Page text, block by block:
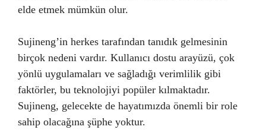
elde etmek mümkün olur.
Sujineng’in herkes tarafından tanıdık gelmesinin
birçok nedeni vardır. Kullanıcı dostu arayüzü, çok
yönlü uygulamaları ve sağladığı verimlilik gibi
faktörler, bu teknolojiyi popüler kılmaktadır.
Sujineng, gelecekte de hayatımızda önemli bir role
sahip olacağına şüphe yoktur.